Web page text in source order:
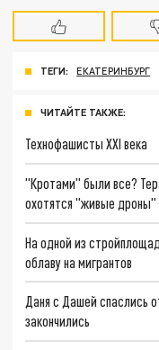
ТЕГИ: ЕКАТЕРИНБУРГ
ЧИТАЙТЕ ТАКЖЕ:
Технофашисты XXI века
"Кротами" были все?
охотятся "живые дроны"
На одной из
облаву на мигрантов
Даня с Дашей спаслись
закончились